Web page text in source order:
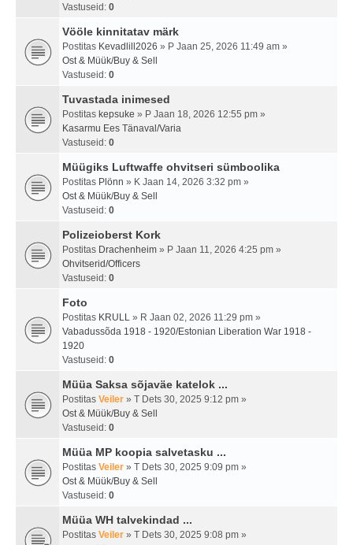
Vastuseid: 0
Vööle kinnitatav märk
Postitas Kevadlill2026 » P Jaan 25, 2026 11:49 am »
Ost & Müük/Buy & Sell
Vastuseid: 0
Tuvastada inimesed
Postitas kepsuke » P Jaan 18, 2026 12:55 pm »
Kasarmu Ees Tänaval/Varia
Vastuseid: 0
Müügiks Luftwaffe ohvitseri sümboolika
Postitas Plönn » K Jaan 14, 2026 3:32 pm »
Ost & Müük/Buy & Sell
Vastuseid: 0
Polizeioberst Kork
Postitas Drachenheim » P Jaan 11, 2026 4:25 pm »
Ohvitserid/Officers
Vastuseid: 0
Foto
Postitas KRULL » R Jaan 02, 2026 11:29 pm »
Vabadussõda 1918 - 1920/Estonian Liberation War 1918 -
1920
Vastuseid: 0
Müüa Saksa sõjaväe katelok ...
Postitas Veiler » T Dets 30, 2025 9:12 pm »
Ost & Müük/Buy & Sell
Vastuseid: 0
Müüa MP koopia salvetasku ...
Postitas Veiler » T Dets 30, 2025 9:09 pm »
Ost & Müük/Buy & Sell
Vastuseid: 0
Müüa WH talvekindad ...
Postitas Veiler » T Dets 30, 2025 9:08 pm »